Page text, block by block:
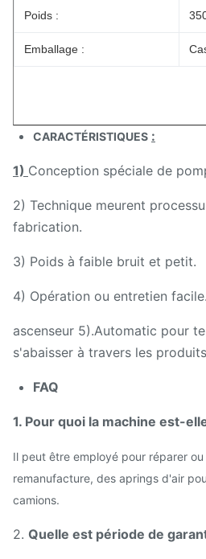
Poids :
Emballage :
CARACTÉRISTIQUES :
1) Conception spéciale de
2) Technique meurent
fabrication.
3) Poids à faible bruit et petit.
4) Opération ou entretien facile.
ascenseur 5).Automatic pour
s'abaisser à travers les
FAQ
1. Pour quoi la machine est-
Il peut être employé pour réparer
remanufacture, des aprings d'air
camions.
2. Quelle est période de